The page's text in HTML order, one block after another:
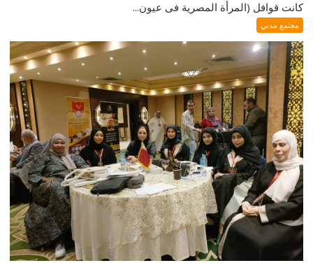
كانت قوافل (المرأة المصرية فى عيون...
مجتمع مدني